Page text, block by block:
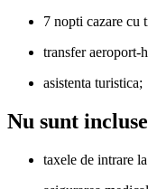
7 nopti cazare cu
transfer aeroport-
asistenta turistica;
Nu sunt incluse
taxele de intrare